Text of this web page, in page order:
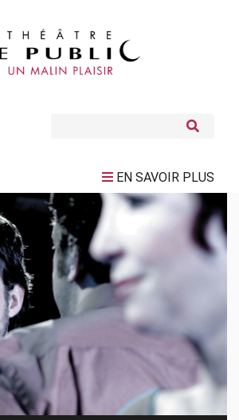
EN SAVOIR PLUS